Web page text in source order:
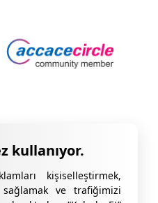
kişiselleştirmek,
ve trafiğimizi